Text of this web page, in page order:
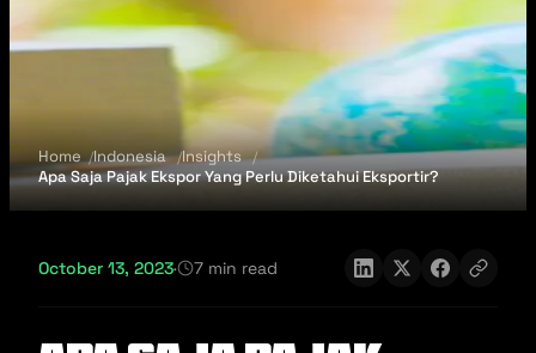
Home Indonesia
Insights
Apa Saja Pajak Ekspor Yang Perlu Diketahui Eksportir?
October 13, 2023· 7 min read